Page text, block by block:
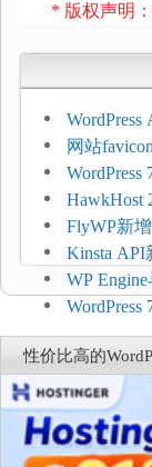
* 版权声明
压和订单
网站
加方法
持REST
HawkHost
$2.61/月
FlyWP新
方便
Kinsta API
WP
Connect：
商能力
复，仅建
性价比高的